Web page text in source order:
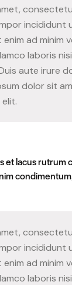
incididunt
ad minim
laboris
aute irure
dolor sit
et lacus rutrum
incididunt
ad minim
laboris